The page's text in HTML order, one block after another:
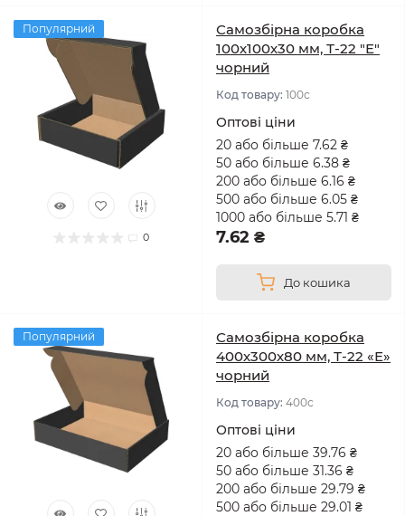
Популярний
0
Самозбірна коробка
100х100х30 мм, Т-22 "Е"
чорний
Код товару: 100с
Оптові ціни
20 або більше 7.62 ₴
50 або більше 6.38 ₴
200 або більше 6.16 ₴
500 або більше 6.05 ₴
1000 або більше 5.71 ₴
7.62 ₴
До кошика
Популярний
Самозбірна коробка
400х300х80 мм, Т-22 «Е»
чорний
Код товару: 400с
Оптові ціни
20 або більше 39.76 ₴
50 або більше 31.36 ₴
200 або більше 29.79 ₴
500 або більше 29.01 ₴